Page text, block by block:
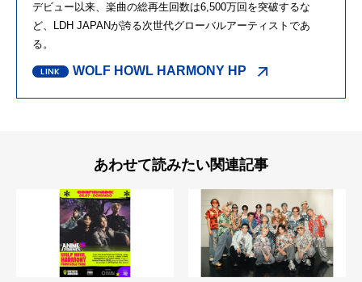
デビュー以来、楽曲の総再生回数は6,500万回を突破するな
ど、LDH JAPANが誇る次世代グローバルアーティストであ
る。
WOLF HOWL HARMONY HP
あわせて読みたい関連記事